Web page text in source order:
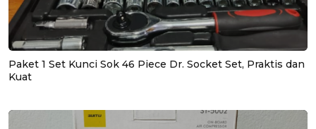
Paket 1 Set Kunci Sok 46 Piece Dr. Socket Set, Praktis dan
Kuat